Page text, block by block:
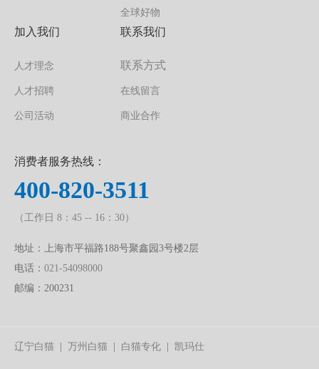
全球好物
加入我们
人才理念
人才招聘
公司活动
联系我们
联系方式
在线留言
商业合作
消费者服务热线：
400-820-3511
（工作日 8：45 -- 16：30）
地址：上海市平福路188号聚鑫园3号楼2层
电话： 021-54098000
邮编：200231
辽宁白猫 万州白猫 白猫专化 凯玛仕